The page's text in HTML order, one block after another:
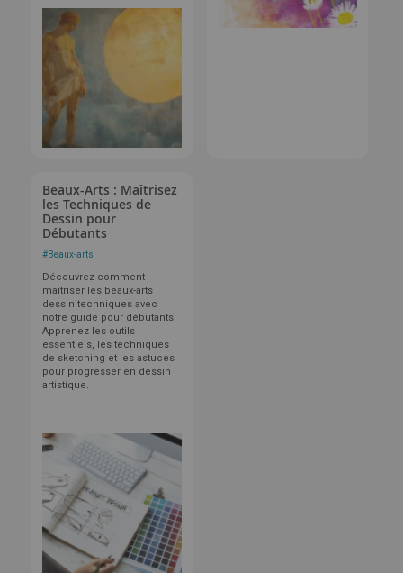
Beaux-Arts : Maîtrisez
les Techniques de
Dessin pour
Débutants
#Beaux-arts
Découvrez comment
maîtriser les beaux-arts
dessin techniques avec
notre guide pour débutants.
Apprenez les outils
essentiels, les techniques
de sketching et les astuces
pour progresser en dessin
artistique.